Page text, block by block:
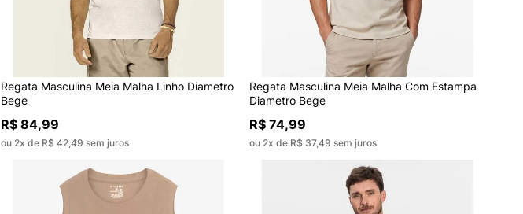
Regata Masculina Meia Malha Linho Diametro
Bege
R$ 84,99
ou 2x de R$ 42,49 sem juros
Regata Masculina Meia Malha Com Estampa
Diametro Bege
R$ 74,99
ou 2x de R$ 37,49 sem juros